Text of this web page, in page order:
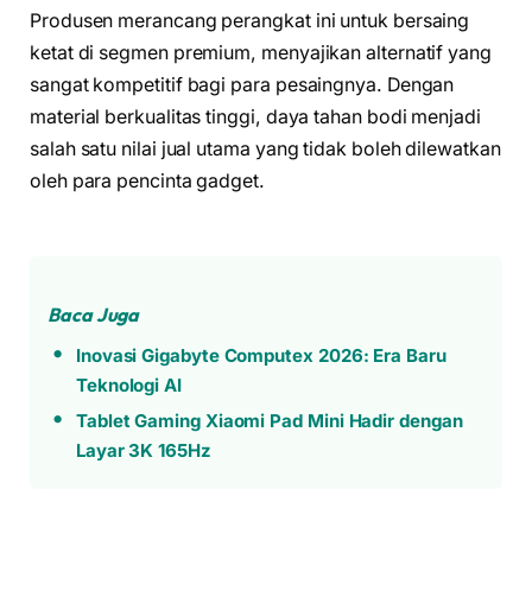
Produsen merancang perangkat ini untuk bersaing
ketat di segmen premium, menyajikan alternatif yang
sangat kompetitif bagi para pesaingnya. Dengan
material berkualitas tinggi, daya tahan bodi menjadi
salah satu nilai jual utama yang tidak boleh dilewatkan
oleh para pencinta gadget.
Baca Juga
Inovasi Gigabyte Computex 2026: Era Baru
Teknologi AI
Tablet Gaming Xiaomi Pad Mini Hadir dengan
Layar 3K 165Hz